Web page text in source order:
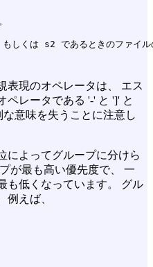
表現のオペレータは、 エス
ペレータである '-' と ']' と
意味を失うことに注意し
によってグループに分けら
が最も高い優先度で、 一
も低くなっています。 グル
例えば、